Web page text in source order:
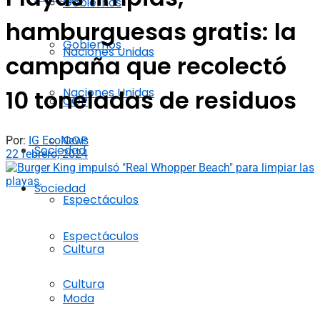
Naciones Unidas
COP
Sociedad
Espectáculos
Cultura
Moda
Gobiernos
Naciones Unidas
COP
Sociedad
Espectáculos
Cultura
hamburguesas gratis: la
campaña que recolectó
10 toneladas de residuos
Por: IG EcoNews
22 febrero, 2024